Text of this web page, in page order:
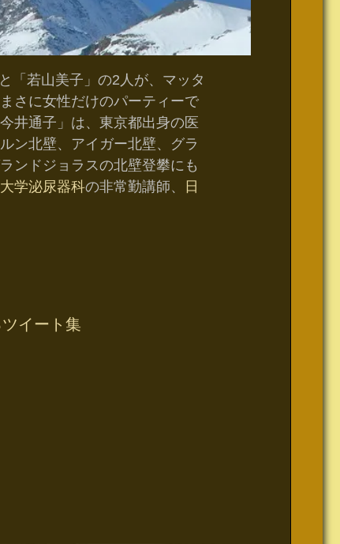
「若山美子」の2人が、マッタ
さに女性だけのパーティーで
井通子」は、東京都出身の医
ン北壁、アイガー北壁、グラ
ンドジョラスの北壁登攀にも
学泌尿器科の非常勤講師、
日
イート集